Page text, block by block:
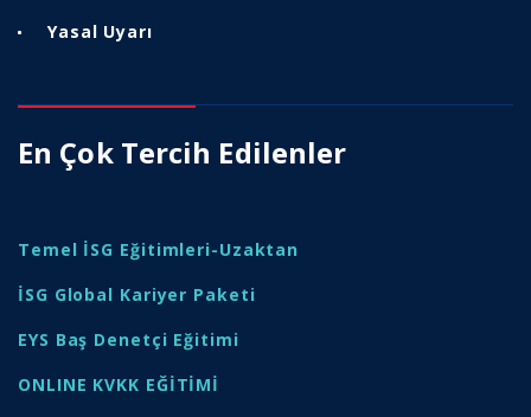
Yasal Uyarı
En Çok Tercih Edilenler
Temel İSG Eğitimleri-Uzaktan
İSG Global Kariyer Paketi
EYS Baş Denetçi Eğitimi
ONLINE KVKK EĞİTİMİ